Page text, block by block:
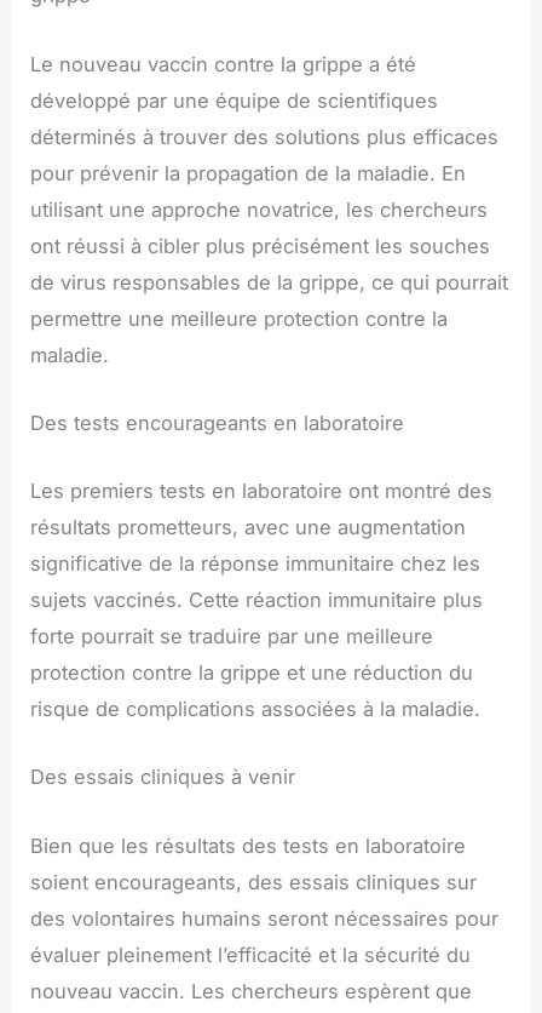
Le nouveau vaccin contre la grippe a été
développé par une équipe de scientifiques
déterminés à trouver des solutions plus efficaces
pour prévenir la propagation de la maladie. En
utilisant une approche novatrice, les chercheurs
ont réussi à cibler plus précisément les souches
de virus responsables de la grippe, ce qui pourrait
permettre une meilleure protection contre la
maladie.
Des tests encourageants en laboratoire
Les premiers tests en laboratoire ont montré des
résultats prometteurs, avec une augmentation
significative de la réponse immunitaire chez les
sujets vaccinés. Cette réaction immunitaire plus
forte pourrait se traduire par une meilleure
protection contre la grippe et une réduction du
risque de complications associées à la maladie.
Des essais cliniques à venir
Bien que les résultats des tests en laboratoire
soient encourageants, des essais cliniques sur
des volontaires humains seront nécessaires pour
évaluer pleinement l’efficacité et la sécurité du
nouveau vaccin. Les chercheurs espèrent que